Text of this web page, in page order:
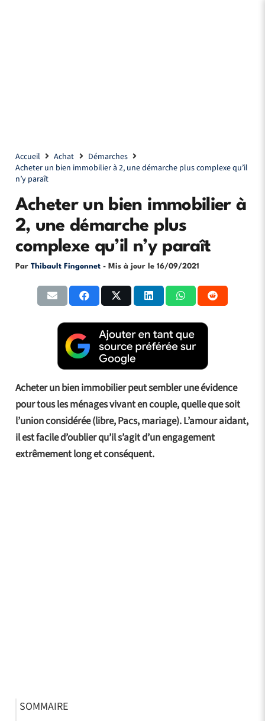
Accueil Achat
Démarches
Acheter un bien immobilier à 2, une démarche plus complexe qu’il
n’y paraît
Acheter un bien immobilier à
2, une démarche plus
complexe qu’il n’y paraît
Par Thibault Fingonnet - Mis à jour le 16/09/2021
Acheter un bien immobilier peut sembler une évidence
pour tous les ménages vivant en couple, quelle que soit
l’union considérée (libre, Pacs, mariage). L’amour aidant,
il est facile d’oublier qu’il s’agit d’un engagement
extrêmement long et conséquent.
SOMMAIRE